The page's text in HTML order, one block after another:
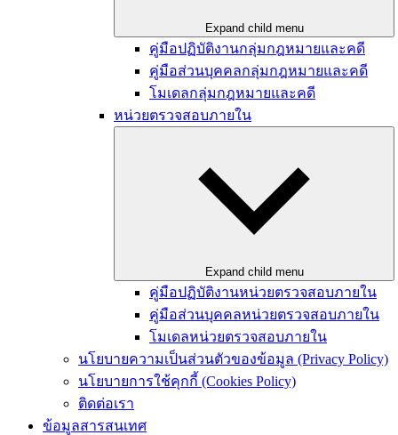
Expand child menu
คู่มือปฏิบัติงานกลุ่มกฎหมายและคดี
คู่มือส่วนบุคคลกลุ่มกฎหมายและคดี
โมเดลกลุ่มกฎหมายและคดี
หน่วยตรวจสอบภายใน
Expand child menu
คู่มือปฏิบัติงานหน่วยตรวจสอบภายใน
คู่มือส่วนบุคคลหน่วยตรวจสอบภายใน
โมเดลหน่วยตรวจสอบภายใน
นโยบายความเป็นส่วนตัวของข้อมูล (Privacy Policy)
นโยบายการใช้คุกกี้ (Cookies Policy)
ติดต่อเรา
ข้อมูลสารสนเทศ